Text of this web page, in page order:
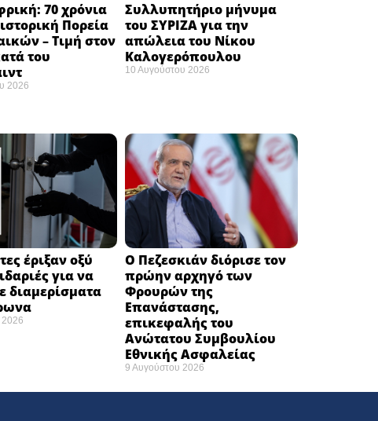
70 χρόνια
Πορεία
– Τιμή στον
του
2026
Συλλυπητήριο μήνυμα
του ΣΥΡΙΖΑ για την
απώλεια του Νίκου
Καλογερόπουλου ​
10 Αυγούστου 2026
έριξαν οξύ
για να
διαμερίσματα
Ο Πεζεσκιάν διόρισε τον
πρώην αρχηγό των
Φρουρών της
Επανάστασης,
επικεφαλής του
Ανώτατου Συμβουλίου
Εθνικής Ασφαλείας
9 Αυγούστου 2026